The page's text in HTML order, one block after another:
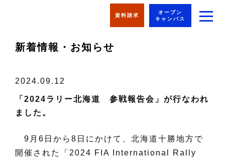
資料請求
オープン
キャンパス
新着情報・お知らせ
2024.09.12
「2024ラリー北海道 参戦報告会」が行なわれ
ました。
9月6日から8日にかけて、北海道十勝地方で
開催された「2024 FIA International Rally